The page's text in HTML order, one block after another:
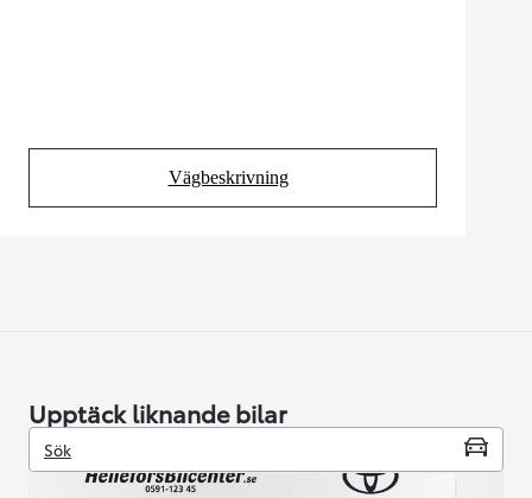
Vägbeskrivning
(Opens in new tab)
Upptäck liknande bilar
Sök